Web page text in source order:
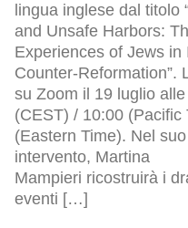
lingua inglese dal titolo
and Unsafe Harbors:
Experiences of Jews in
Counter-Reformation”.
su Zoom il 19 luglio
(CEST) / 10:00 (Pacific
(Eastern Time). Nel suo
intervento, Martina
Mampieri ricostruirà i
eventi […]